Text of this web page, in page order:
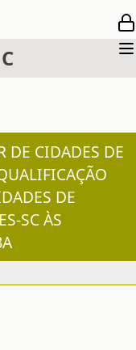
DE CIDADES DE
DE
SC ÀS